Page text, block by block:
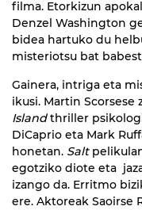
filma. Etorkizun
Denzel Washington
bidea hartuko du
misteriotsu bat
Gainera, intriga eta
ikusi. Martin Scorsese
Islandthriller
DiCaprio eta Mark
honetan. Salt
egotziko diote eta
izango da. Erritmo
ere. Aktoreak Saoirse